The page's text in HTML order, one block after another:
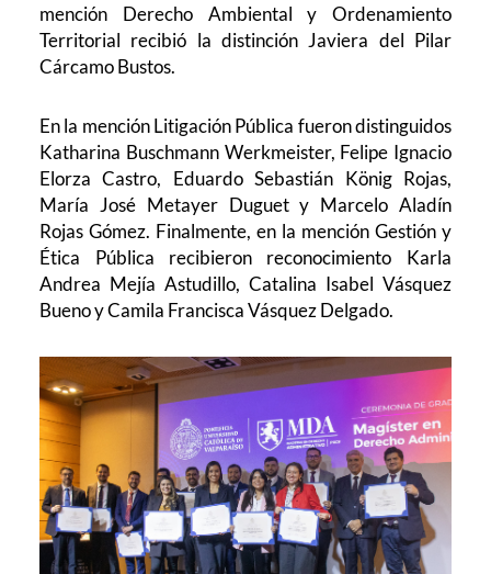
mención Derecho Ambiental y Ordenamiento
Territorial recibió la distinción Javiera del Pilar
Cárcamo Bustos.
En la mención Litigación Pública fueron distinguidos
Katharina Buschmann Werkmeister, Felipe Ignacio
Elorza Castro, Eduardo Sebastián König Rojas,
María José Metayer Duguet y Marcelo Aladín
Rojas Gómez. Finalmente, en la mención Gestión y
Ética Pública recibieron reconocimiento Karla
Andrea Mejía Astudillo, Catalina Isabel Vásquez
Bueno y Camila Francisca Vásquez Delgado.